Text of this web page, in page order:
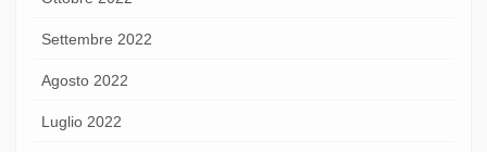
Settembre 2022
Agosto 2022
Luglio 2022